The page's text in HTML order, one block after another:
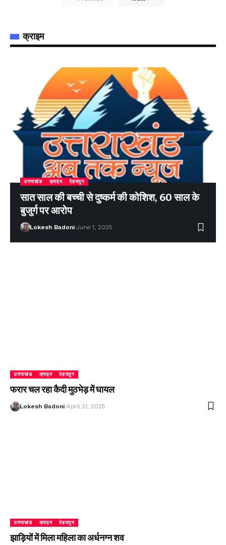
क्राइम
उत्तराखंड क्राइम देहरादून
सात साल की बच्ची से दुष्कर्म की कोशिश, 60 साल के
बुजुर्ग पर आरोप
Lokesh Badoni June 1, 2025
उत्तराखंड क्राइम देहरादून
फरार चल रहा कैदी मुठभेड़ में घायल
Lokesh Badoni April 21, 2025
उत्तराखंड क्राइम देहरादून
झाड़ियों में मिला महिला का अर्धनग्न शव